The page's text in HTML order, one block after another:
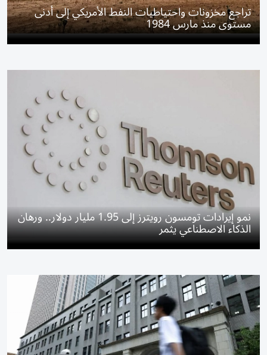
تراجع مخزونات واحتياطيات النفط الأمريكي إلى أدنى
مستوى منذ مارس 1984
نمو إيرادات تومسون رويترز إلى 1.95 مليار دولار.. ورهان
الذكاء الاصطناعي يثمر